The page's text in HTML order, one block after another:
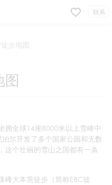
联系
步地图
图
拥全球14座8000米以上雪峰中
尔开发了多个国家公园和无数
这个壮丽的雪山之国都有一条
峰大本营徒步（简称EBC徒